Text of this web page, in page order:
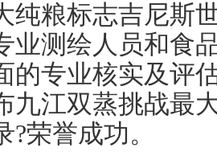
纯粮标志吉尼斯
业测绘人员和食
的专业核实及评
九江双蒸挑战最
荣誉成功。